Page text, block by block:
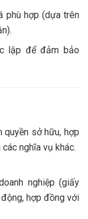
phù hợp (dựa trên
lập để đảm bảo
quyền sở hữu, hợp
nghĩa vụ khác.
nghiệp (giấy
hợp đồng với